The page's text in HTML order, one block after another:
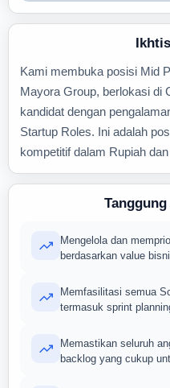
Kami membuka posisi Mid
Mayora Group, berlokasi di
kandidat dengan
Startup Roles. Ini adalah
kompetitif dalam Rupiah
Mengelola dan
berdasarkan value
Memfasilitasi semua
termasuk sprint
Memastikan seluruh
backlog yang cukup